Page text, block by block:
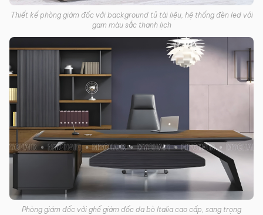
Thiết kế phòng giám đốc với background tủ tài liệu, hệ thống đèn led với
gam màu sắc thanh lịch
Phòng giám đốc với ghế giám đốc da bò Italia cao cấp, sang trọng